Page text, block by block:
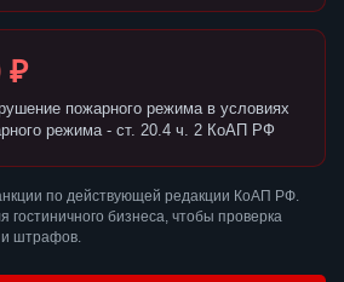
₽
пожарного режима в условиях
режима - ст. 20.4 ч. 2 КоАП РФ
по действующей редакции КоАП РФ.
гостиничного бизнеса, чтобы проверка
штрафов.